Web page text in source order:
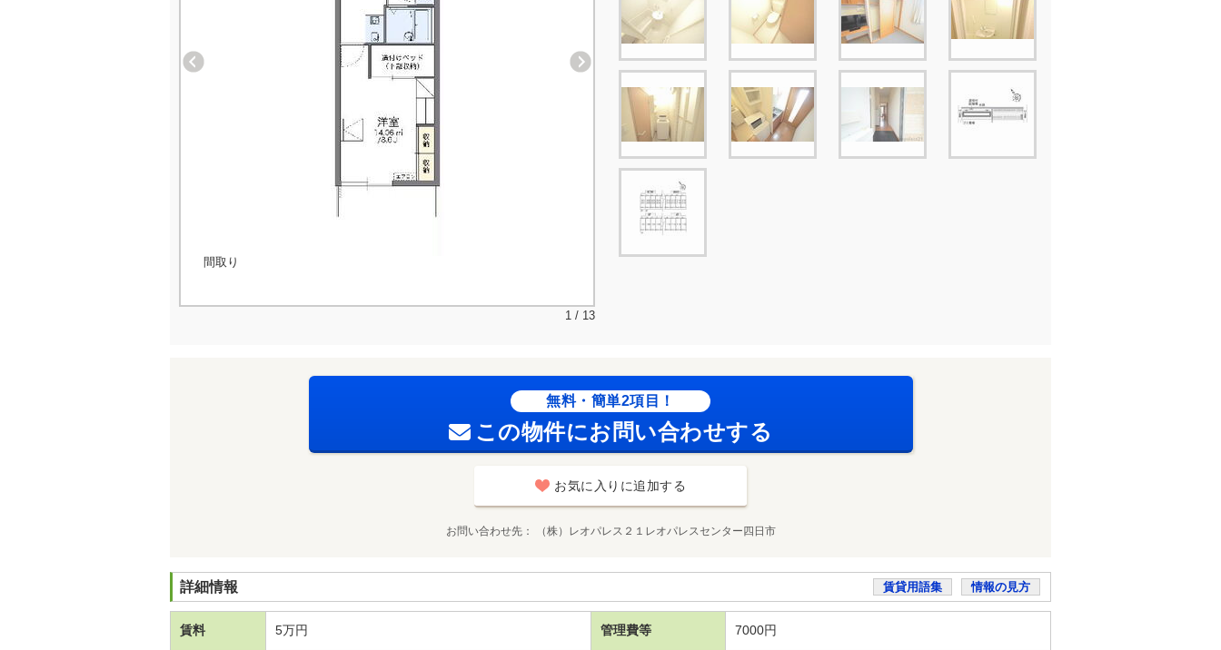
間取り
1 / 13
無料・簡単2項目！
この物件にお問い合わせする
お気に入りに追加する
お問い合わせ先 （株）レオパレス２１レオパレスセンター四日市
詳細情報 賃貸用語集 情報の見方
賃料 5万円 管理費等 7000円